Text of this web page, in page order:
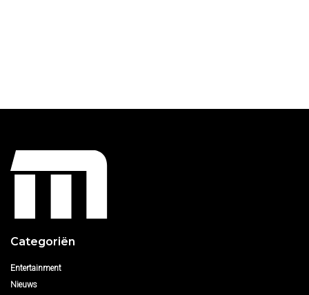
Categoriën
Entertainment
Nieuws